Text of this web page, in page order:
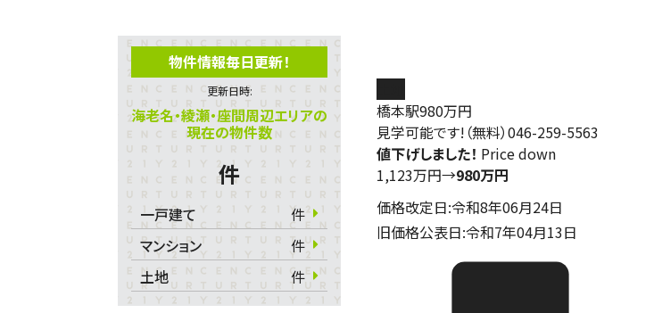
物件情報毎日更新！
更新日時:
海老名・綾瀬・座間周辺エリアの
現在の物件数
件
一戸建て
件
マンション
件
土地
件
橋本駅980万円
見学可能です!（無料）046-259-5563
値下げしました！ Price down
1,123万円→980万円
価格改定日:令和8年06月24日
旧価格公表日:令和7年04月13日